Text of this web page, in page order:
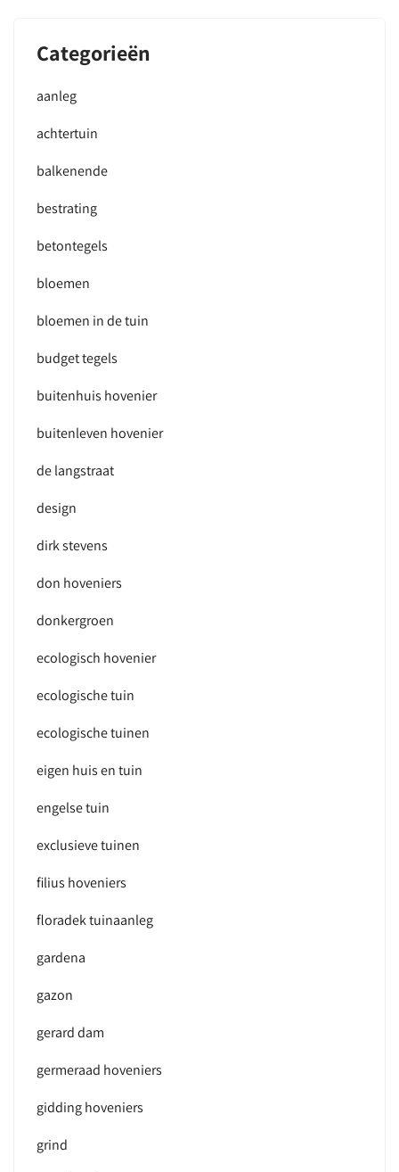
Categorieën
aanleg
achtertuin
balkenende
bestrating
betontegels
bloemen
bloemen in de tuin
budget tegels
buitenhuis hovenier
buitenleven hovenier
de langstraat
design
dirk stevens
don hoveniers
donkergroen
ecologisch hovenier
ecologische tuin
ecologische tuinen
eigen huis en tuin
engelse tuin
exclusieve tuinen
filius hoveniers
floradek tuinaanleg
gardena
gazon
gerard dam
germeraad hoveniers
gidding hoveniers
grind